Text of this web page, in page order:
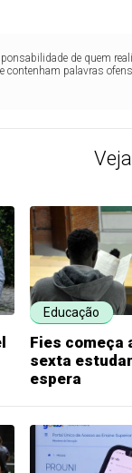
de quem
contenham palavras
Educação
Fies começa
sexta
espera